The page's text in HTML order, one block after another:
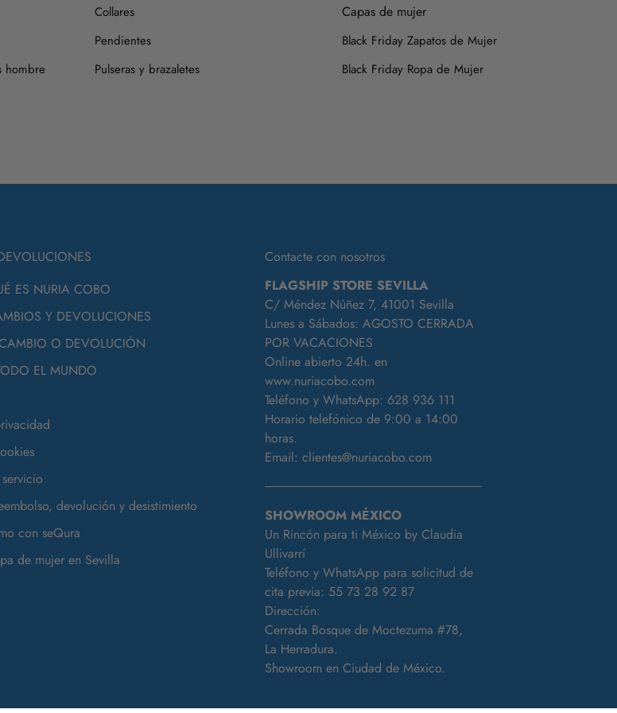
Siempre es mejor guardarlos en su caja o funda de tela, para que se conserven como el
primer día.
Si tienes alguna duda, puedes consultarnos.
hombre
Collares
Pendientes
Pulseras y brazaletes
Capas de mujer
Black Friday Zapatos de Mujer
Black Friday Ropa de Mujer
ES NURIA COBO
Y DEVOLUCIONES
O DEVOLUCIÓN
EL MUNDO
devolución y desistimiento
con seQura
de mujer en Sevilla
Contacte con nosotros
FLAGSHIP STORE SEVILLA
C/ Méndez Núñez 7, 41001 Sevilla
Lunes a Sábados: AGOSTO CERRADA
POR VACACIONES
Online abierto 24h. en
www.nuriacobo.com
Teléfono y WhatsApp: 628 936 111
Horario telefónico de 9:00 a 14:00
horas.
Email: clientes@nuriacobo.com
SHOWROOM MÉXICO
Un Rincón para ti México by Claudia
Ullivarrí
Teléfono y WhatsApp para solicitud de
cita previa: 55 73 28 92 87
Dirección:
Cerrada Bosque de Moctezuma #78,
La Herradura.
Showroom en Ciudad de México.